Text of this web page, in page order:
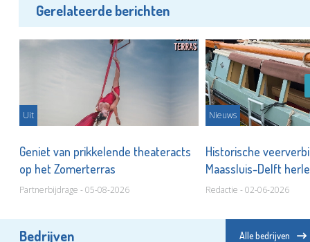
Gerelateerde berichten
Uit
Geniet van prikkelende theateracts
op het Zomerterras
Partnerbijdrage - 05-08-2026
Nieuws
Historische
Maassluis-Delft
Redactie - 02-06-2026
Bedrijven Alle bedrijven